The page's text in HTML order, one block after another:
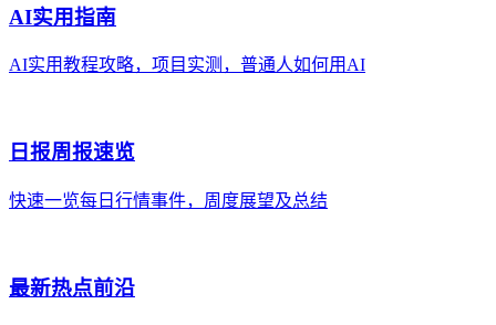
AI实用指南
AI实用教程攻略，项目实测，普通人如何用AI
日报周报速览
快速一览每日行情事件，周度展望及总结
最新热点前沿